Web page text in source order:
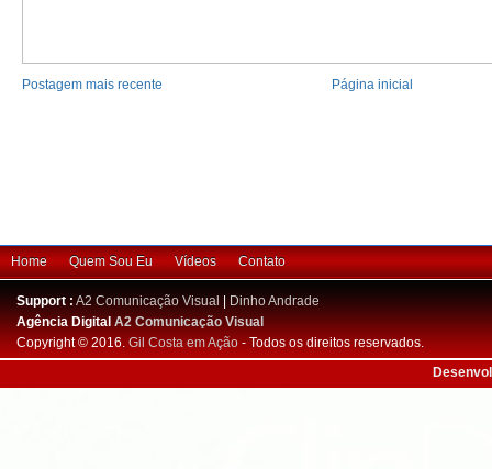
Postagem mais recente Página inicial
Home Quem Sou Eu Vídeos Contato
Support : A2 Comunicação Visual
Dinho Andrade
Agência DigitalA2 Comunicação Visual
Copyright © 2016. Gil Costa em Ação - Todos os direitos reservados.